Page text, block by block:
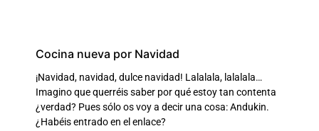
Cocina nueva por Navidad
¡Navidad, navidad, dulce navidad! Lalalala, lalalala…
Imagino que querréis saber por qué estoy tan contenta
¿verdad? Pues sólo os voy a decir una cosa: Andukin.
¿Habéis entrado en el enlace?